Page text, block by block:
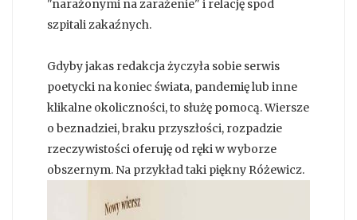
"narażonymi na zarażenie" i relację spod
szpitali zakaźnych.
Gdyby jakas redakcja życzyła sobie serwis
poetycki na koniec świata, pandemię lub inne
klikalne okoliczności, to służę pomocą. Wiersze
o beznadziei, braku przyszłości, rozpadzie
rzeczywistości oferuję od ręki w wyborze
obszernym. Na przykład taki piękny Różewicz.